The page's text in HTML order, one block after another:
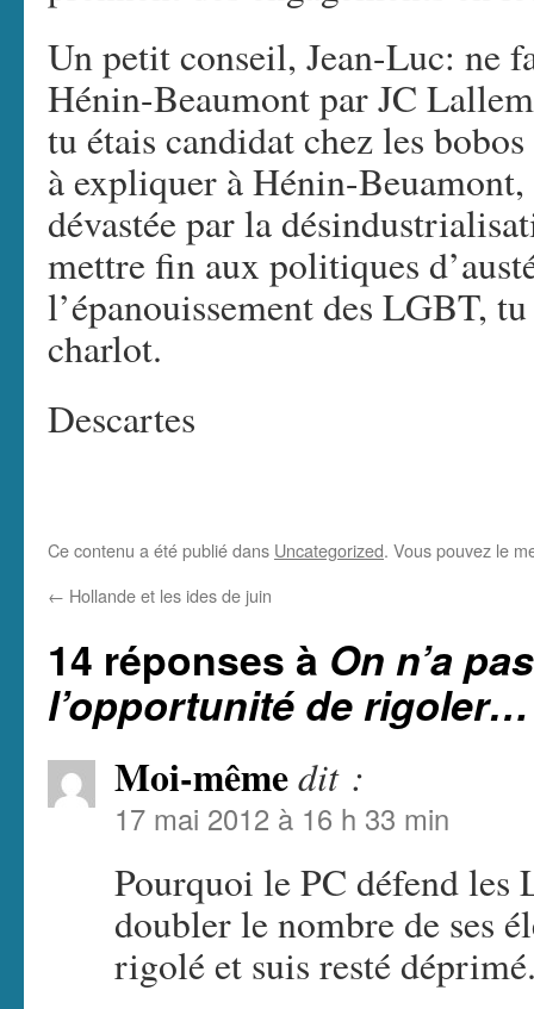
Un petit conseil, Jean-Luc: ne
Hénin-Beaumont par JC
tu étais candidat chez les
à expliquer à Hénin-
dévastée par la
mettre fin aux politiques
l’épanouissement des LGBT,
charlot.
Descartes
Ce contenu a été publié dans Uncategorized. Vous pouvez le
← Hollande et les ides de juin
14 réponses à On n’a
l’opportunité de rigoler…
Moi-mêmedit :
17 mai 2012 à 16 h 33 min
Pourquoi le PC défend les
doubler le nombre de ses
rigolé et suis resté